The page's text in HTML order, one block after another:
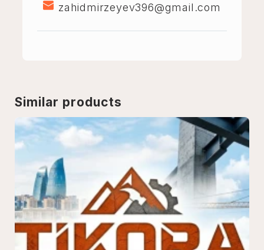
zahidmirzeyev396@gmail.com
Similar products